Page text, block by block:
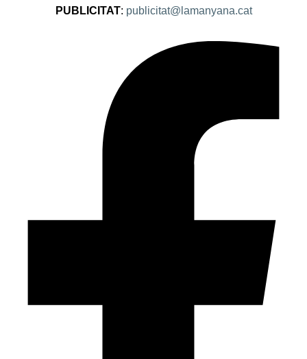
PUBLICITAT: publicitat@lamanyana.cat